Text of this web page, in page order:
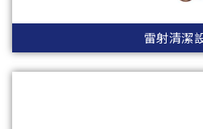
雷射清潔